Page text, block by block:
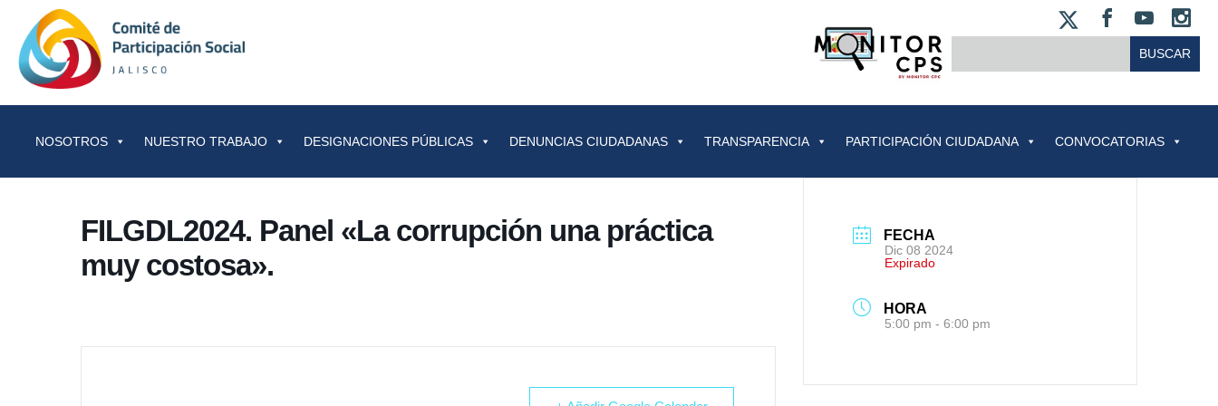
FACEBOOK
NOSOTROS NUESTRO TRABAJO DESIGNACIONES PÚBLICAS DENUNCIAS CIUDADANAS TRANSPARENCIA PARTICIPACIÓN CIUDADANA CONVOCATORIAS
FILGDL2024. Panel «La corrupción una práctica
muy costosa».
FECHA
Dic 08 2024
Expirado
HORA
5:00 pm - 6:00 pm